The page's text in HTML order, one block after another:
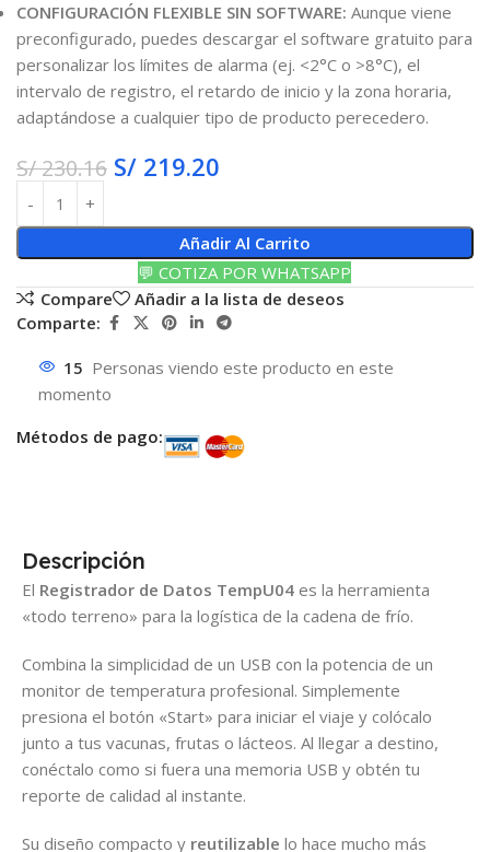
CONFIGURACIÓN FLEXIBLE SIN SOFTWARE: Aunque viene
preconfigurado, puedes descargar el software gratuito para
personalizar los límites de alarma (ej. <2°C o >8°C), el
intervalo de registro, el retardo de inicio y la zona horaria,
adaptándose a cualquier tipo de producto perecedero.
S/230.16 S/ 219.20
Añadir Al Carrito
💬 COTIZA POR WHATSAPP
Compare
Añadir a la lista de deseos
Comparte:
15 Personas viendo este producto en este
momento
Métodos de pago:
Descripción
El Registrador de Datos TempU04 es la herramienta
«todo terreno» para la logística de la cadena de frío.
Combina la simplicidad de un USB con la potencia de un
monitor de temperatura profesional. Simplemente
presiona el botón «Start» para iniciar el viaje y colócalo
junto a tus vacunas, frutas o lácteos. Al llegar a destino,
conéctalo como si fuera una memoria USB y obtén tu
reporte de calidad al instante.
Su diseño compacto y reutilizable lo hace mucho más